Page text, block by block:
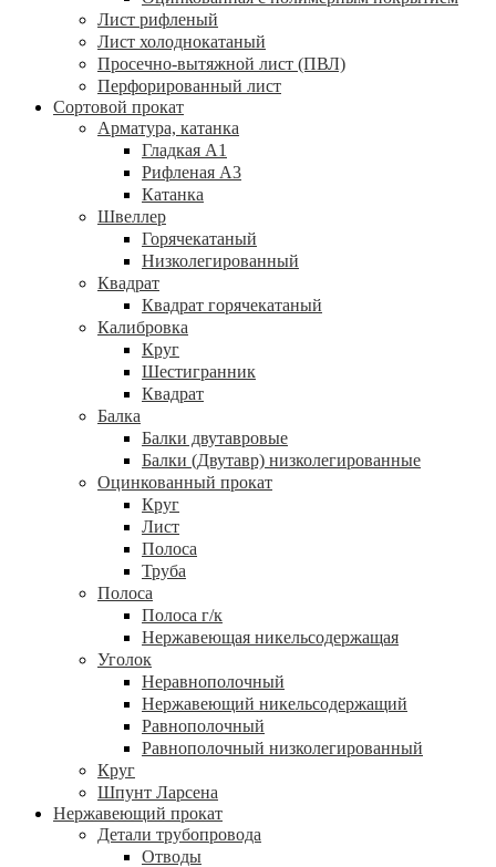
Лист рифленый
Лист холоднокатаный
Просечно-вытяжной лист (ПВЛ)
Перфорированный лист
Сортовой прокат
Арматура, катанка
Гладкая А1
Рифленая А3
Катанка
Швеллер
Горячекатаный
Низколегированный
Квадрат
Квадрат горячекатаный
Калибровка
Круг
Шестигранник
Квадрат
Балка
Балки двутавровые
Балки (Двутавр) низколегированные
Оцинкованный прокат
Круг
Лист
Полоса
Труба
Полоса
Полоса г/к
Нержавеющая никельсодержащая
Уголок
Неравнополочный
Нержавеющий никельсодержащий
Равнополочный
Равнополочный низколегированный
Круг
Шпунт Ларсена
Нержавеющий прокат
Детали трубопровода
Отводы